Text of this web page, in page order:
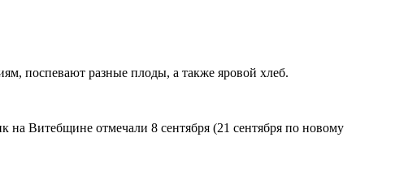
поспевают разные плоды, а также яровой хлеб.
Витебщине отмечали 8 сентября (21 сентября по новому